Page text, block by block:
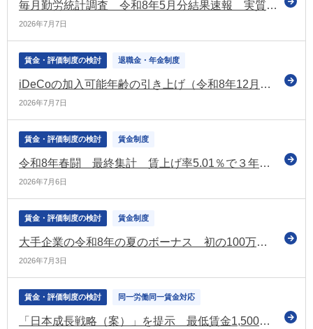
毎月勤労統計調査 令和8年5月分結果速報 実質賃金1.4％増 5か月連続プラス
2026年7月7日
賃金・評価制度の検討 退職金・年金制度
iDeCoの加入可能年齢の引き上げ（令和8年12月～） 関係省令などの公布について通達を発出（厚労省）
2026年7月7日
賃金・評価制度の検討 賃金制度
令和8年春闘 最終集計 賃上げ率5.01％で３年連続5％台を達成 中小は4.69％で昨年同時期を上回る（連合）
2026年7月6日
賃金・評価制度の検討 賃金制度
大手企業の令和8年の夏のボーナス 初の100万円超えで過去最高（経団連調査［第1回集計］）
2026年7月3日
賃金・評価制度の検討 同一労働同一賃金対応
「日本成長戦略（案）」を提示 最低賃金1,500円の目標は「遅くとも2030年代前半早期に達成する」と明記（日本成長戦略会議）